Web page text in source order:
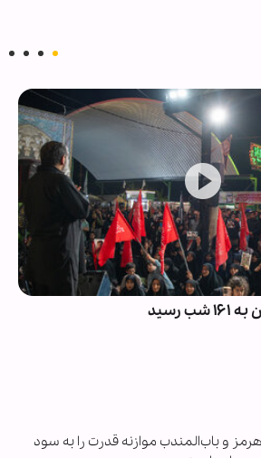
رسید
و باب‌المندب موازنه قدرت را به سود